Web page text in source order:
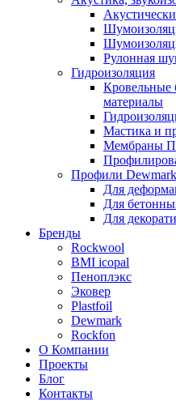
Рулонная
Гидроизоляция
Кровельные
материалы
Мастика и
Мембраны
Профили Dewmark
Для
Для
Для
Бренды
Rockwool
BMI icopal
Пеноплэкс
Эковер
Plastfoil
Dewmark
Rockfon
О Компании
Проекты
Блог
Контакты